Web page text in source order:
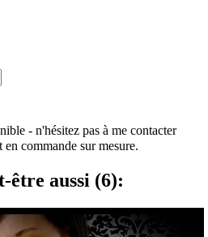
- n'hésitez pas à me contacter
commande sur mesure.
être aussi (6):